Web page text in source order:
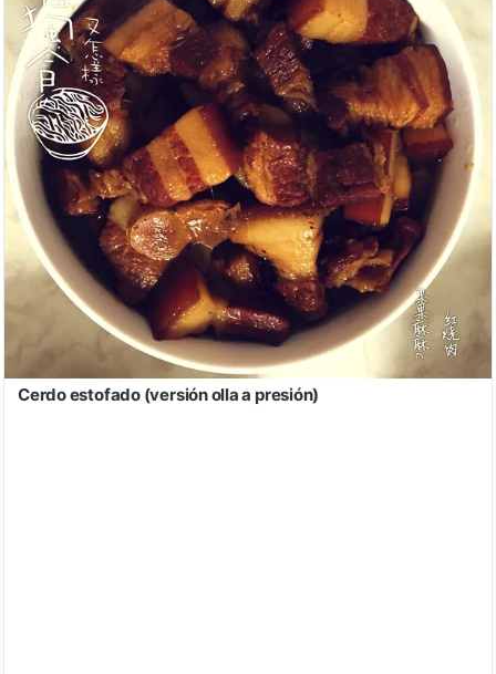
Cerdo estofado (versión olla a presión)